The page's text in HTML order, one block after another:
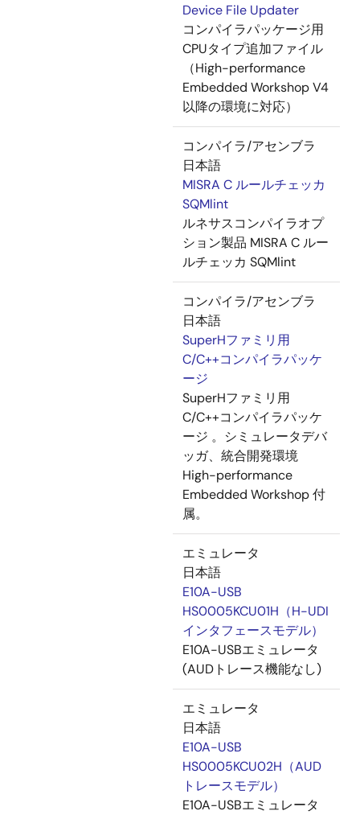
Device File Updater
コンパイラパッケージ用
CPUタイプ追加ファイル
（High-performance
Embedded Workshop V4
以降の環境に対応）
コンパイラ/アセンブラ
日本語
MISRA C ルールチェッカ
SQMlint
ルネサスコンパイラオプ
ション製品 MISRA C ルー
ルチェッカ SQMlint
コンパイラ/アセンブラ
日本語
SuperHファミリ用
C/C++コンパイラパッケ
ージ
SuperHファミリ用
C/C++コンパイラパッケ
ージ 。シミュレータデバ
ッガ、統合開発環境
High-performance
Embedded Workshop 付
属。
エミュレータ
日本語
E10A-USB
HS0005KCU01H（H-UDI
インタフェースモデル）
E10A-USBエミュレータ
(AUDトレース機能なし)
エミュレータ
日本語
E10A-USB
HS0005KCU02H（AUD
トレースモデル）
E10A-USBエミュレータ